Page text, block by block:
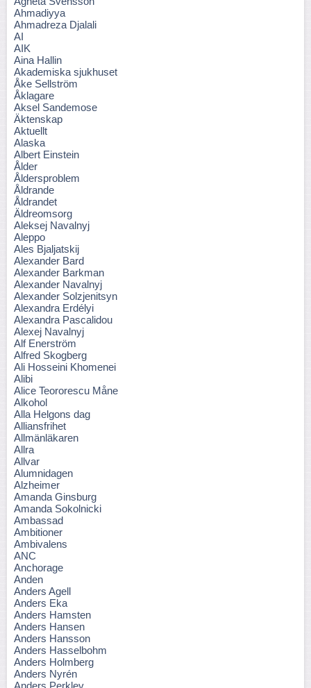
Ahmadiyya
Ahmadreza Djalali
AI
AIK
Aina Hallin
Akademiska sjukhuset
Åke Sellström
Åklagare
Aksel Sandemose
Äktenskap
Aktuellt
Alaska
Albert Einstein
Ålder
Åldersproblem
Åldrande
Åldrandet
Äldreomsorg
Aleksej Navalnyj
Aleppo
Ales Bjaljatskij
Alexander Bard
Alexander Barkman
Alexander Navalnyj
Alexander Solzjenitsyn
Alexandra Erdélyi
Alexandra Pascalidou
Alexej Navalnyj
Alf Enerström
Alfred Skogberg
Ali Hosseini Khomenei
Alibi
Alice Teororescu Måne
Alkohol
Alla Helgons dag
Alliansfrihet
Allmänläkaren
Allra
Allvar
Alumnidagen
Alzheimer
Amanda Ginsburg
Amanda Sokolnicki
Ambassad
Ambitioner
Ambivalens
ANC
Anchorage
Anden
Anders Agell
Anders Eka
Anders Hamsten
Anders Hansen
Anders Hansson
Anders Hasselbohm
Anders Holmberg
Anders Nyrén
Anders Perklev